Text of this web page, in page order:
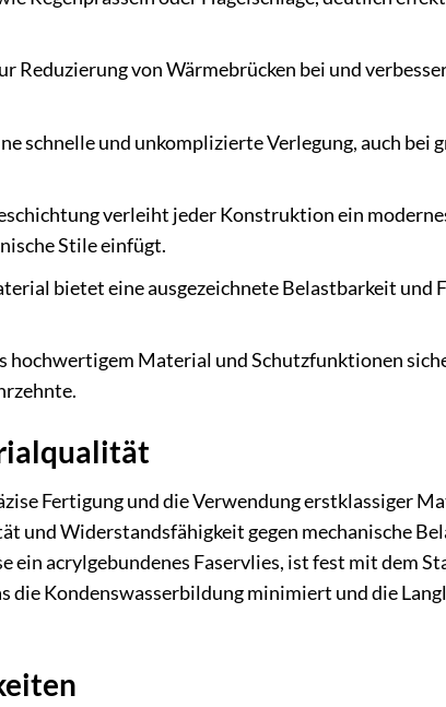
Reduzierung von Wärmebrücken bei und
schnelle und unkomplizierte Verlegung, auch bei
verleiht jeder Konstruktion ein
Stile einfügt.
bietet eine ausgezeichnete Belastbarkeit und
hochwertigem Material und Schutzfunktionen
Fertigung und die Verwendung erstklassiger
und Widerstandsfähigkeit gegen mechanische
acrylgebundenes Faservlies, ist fest mit dem
die Kondenswasserbildung minimiert und die